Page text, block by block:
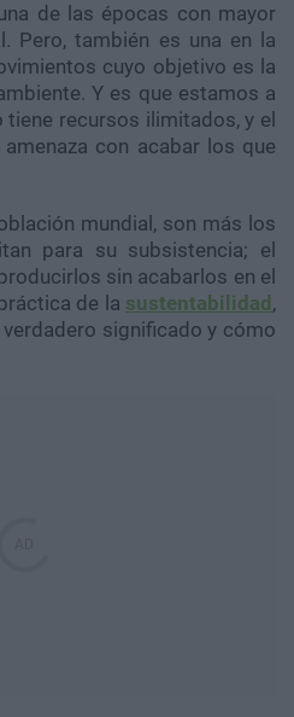
de las épocas con mayor
Pero, también es una en la
cuyo objetivo es la
Y es que estamos a
recursos ilimitados, y el
con acabar los que
mundial, son más los
para su subsistencia; el
sin acabarlos en el
de la sustentabilidad ,
significado y cómo